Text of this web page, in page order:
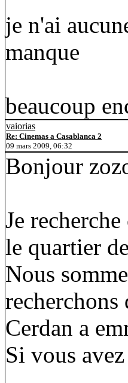
je n'ai
manque
beaucoup
vaiorias
Re: Cinemas a Casablanca 2
09 mars 2009, 06:32
Bonjour
Je
le quartier
Nous
recherchons
Cerdan a
Si vous